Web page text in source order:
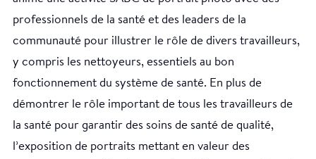
professionnels de la santé et des leaders de la
communauté pour illustrer le rôle de divers travailleurs,
y compris les nettoyeurs, essentiels au bon
fonctionnement du système de santé. En plus de
démontrer le rôle important de tous les travailleurs de
la santé pour garantir des soins de santé de qualité,
l’exposition de portraits mettant en valeur des